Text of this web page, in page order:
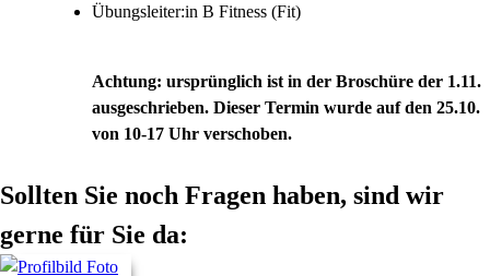
Übungsleiter:in B Fitness (Fit)
Achtung: ursprünglich ist in der Broschüre der 1.11.
ausgeschrieben. Dieser Termin wurde auf den 25.10.
von 10-17 Uhr verschoben.
Sollten Sie noch Fragen haben, sind wir
gerne für Sie da: